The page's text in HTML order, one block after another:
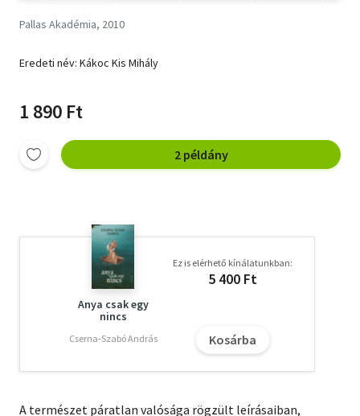
Pallas Akadémia, 2010
Eredeti név: Kákoc Kis Mihály
1 890 Ft
2 példány
Anya csak egy
nincs
Cserna-Szabó András
Ez is elérhető kínálatunkban:
5 400 Ft
Kosárba
A természet páratlan valósága rögzült leírásaiban,